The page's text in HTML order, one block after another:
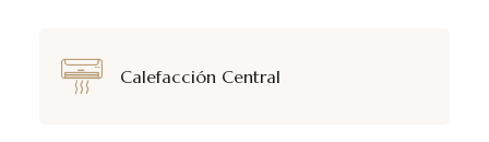
Calefacción Central